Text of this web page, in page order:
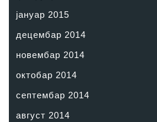
јануар 2015
децембар 2014
новембар 2014
октобар 2014
септембар 2014
август 2014